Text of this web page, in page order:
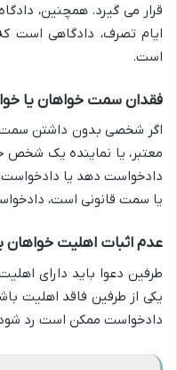
قرار می گیرد. همچنین،
ایام تصرف، دادگاهی است
است.
فقدان سمت خواهان یا
اگر شخصی بدون داشتن سمت
معتبر، یا نماینده یک شخص
دادخواست دهد یا
یا سمت قانونی است،
عدم اثبات اهلیت خواهان
طرفین دعوا باید دارای
یکی از طرفین فاقد اهلیت
دادخواست ممکن است رد